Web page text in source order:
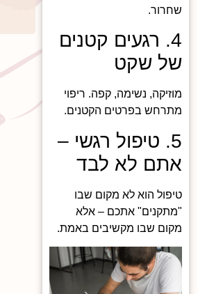
שחרור.
4. רגעים קטנים
של שקט
מוזיקה, נשימה, קפה. ריפוי
מתרחש בפרטים הקטנים.
5. טיפול רגשי –
אתם לא לבד
טיפול הוא לא מקום שבו
"מתקנים" אתכם – אלא
מקום שבו מקשיבים באמת.